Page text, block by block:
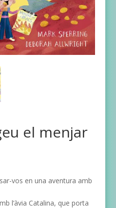
el menjar
vos en una aventura amb
l’àvia Catalina, que porta